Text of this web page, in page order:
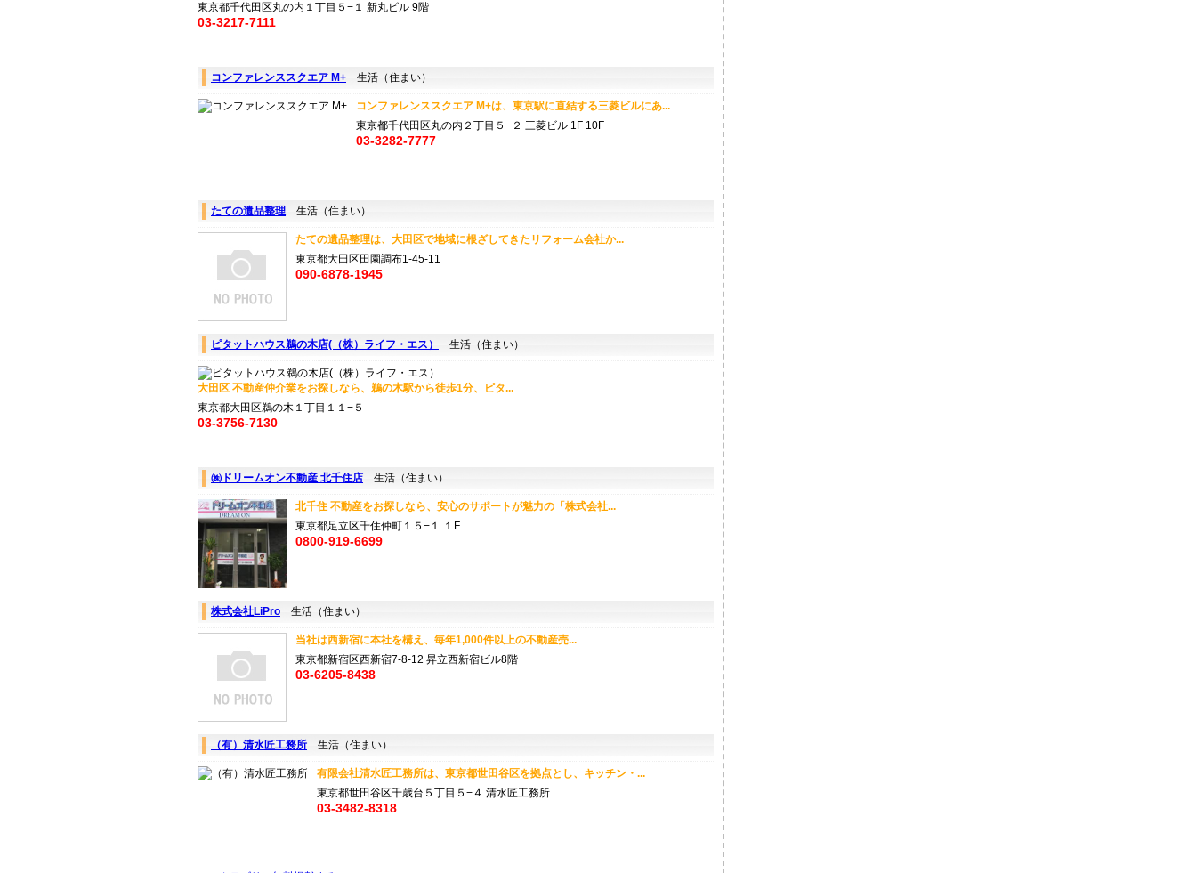
東京都千代田区丸の内１丁目５−１ 新丸ビル 9階
03-3217-7111
コンファレンススクエア M+ 生活（住まい）
コンファレンススクエア M+は、東京駅に直結する三菱ビルにあ...
東京都千代田区丸の内２丁目５−２ 三菱ビル 1F 10F
03-3282-7777
たての遺品整理 生活（住まい）
たての遺品整理は、大田区で地域に根ざしてきたリフォーム会社か...
東京都大田区田園調布1-45-11
090-6878-1945
ピタットハウス鵜の木店(（株）ライフ・エス） 生活（住まい）
大田区 不動産仲介業をお探しなら、鵜の木駅から徒歩1分、ピタ...
東京都大田区鵜の木１丁目１１−５
03-3756-7130
㈱ドリームオン不動産 北千住店 生活（住まい）
北千住 不動産をお探しなら、安心のサポートが魅力の「株式会社...
東京都足立区千住仲町１５−１ １F
0800-919-6699
株式会社LiPro 生活（住まい）
当社は西新宿に本社を構え、毎年1,000件以上の不動産売...
東京都新宿区西新宿7-8-12 昇立西新宿ビル8階
03-6205-8438
（有）清水匠工務所 生活（住まい）
有限会社清水匠工務所は、東京都世田谷区を拠点とし、キッチン・...
東京都世田谷区千歳台５丁目５−４ 清水匠工務所
03-3482-8318